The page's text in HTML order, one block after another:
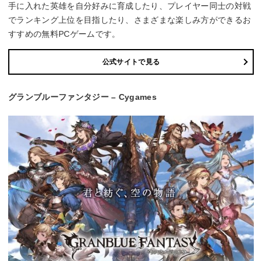
手に入れた英雄を自分好みに育成したり、プレイヤー同士の対戦
でランキング上位を目指したり、さまざまな楽しみ方ができるお
すすめの無料PCゲームです。
公式サイトで見る
グランブルーファンタジー – Cygames